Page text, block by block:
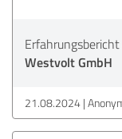
Westvolt GmbH
21.08.2024